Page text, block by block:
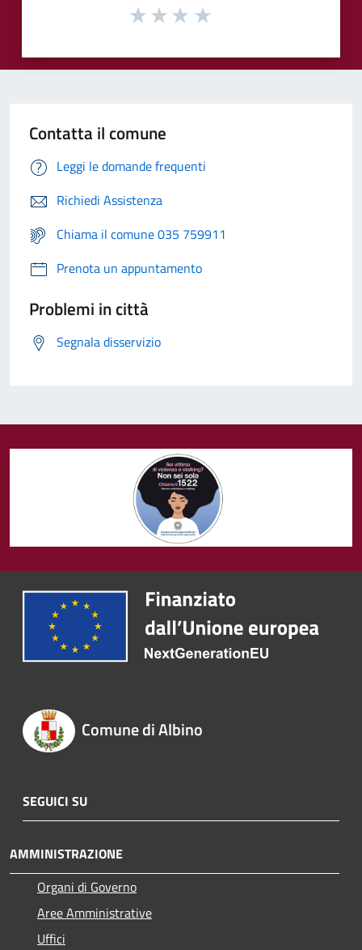
Contatta il comune
Leggi le domande frequenti
Richiedi Assistenza
Chiama il comune 035 759911
Prenota un appuntamento
Problemi in città
Segnala disservizio
Comune di Albino
SEGUICI SU
AMMINISTRAZIONE
Organi di Governo
Aree Amministrative
Uffici